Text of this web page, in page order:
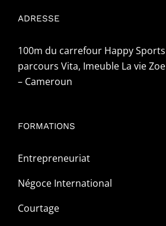
ADRESSE
100m du carrefour Happy
parcours Vita, Imeuble La vie
– Cameroun
FORMATIONS
Entrepreneuriat
Négoce International
Courtage